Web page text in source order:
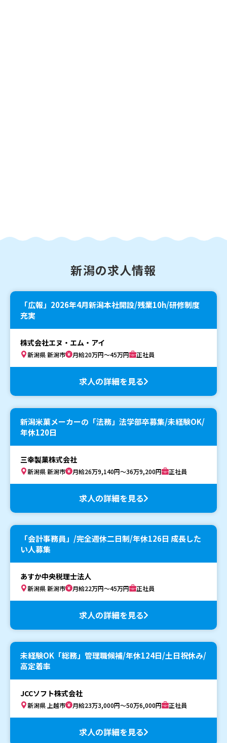
新潟の求人情報
「広報」2026年4月新潟本社開設/残業10h/研修制度
充実
株式会社エヌ・エム・アイ
新潟県 新潟市 月給20万円～45万円 正社員
求人の詳細を見る
新潟米菓メーカーの「法務」法学部卒募集/未経験OK/
年休120日
三幸製菓株式会社
新潟県 新潟市 月給26万9,140円～36万9,200円 正社員
求人の詳細を見る
「会計事務員」/完全週休二日制/年休126日 成長した
い人募集
あすか中央税理士法人
新潟県 新潟市 月給22万円～45万円 正社員
求人の詳細を見る
未経験OK「総務」管理職候補/年休124日/土日祝休み/
高定着率
JCCソフト株式会社
新潟県 上越市 月給23万3,000円～50万6,000円 正社員
求人の詳細を見る